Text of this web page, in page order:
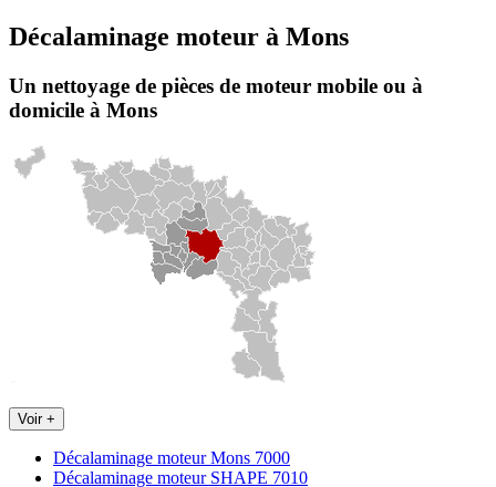
Décalaminage moteur à Mons
Un nettoyage de pièces de moteur mobile ou à
domicile à Mons
Voir +
Décalaminage moteur Mons 7000
Décalaminage moteur SHAPE 7010